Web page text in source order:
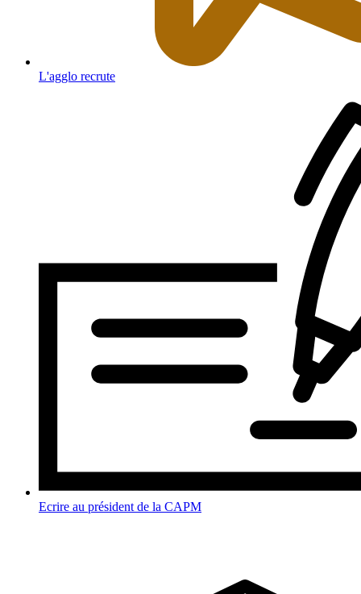
L'agglo recrute
Ecrire au président de la CAPM